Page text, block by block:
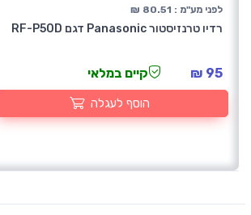
לפני מע"מ : 80.51 ₪
רדיו טרנזיסטור Panasonic דגם RF-P50D
95 ₪ קיים במלאי
הוסף לעגלה